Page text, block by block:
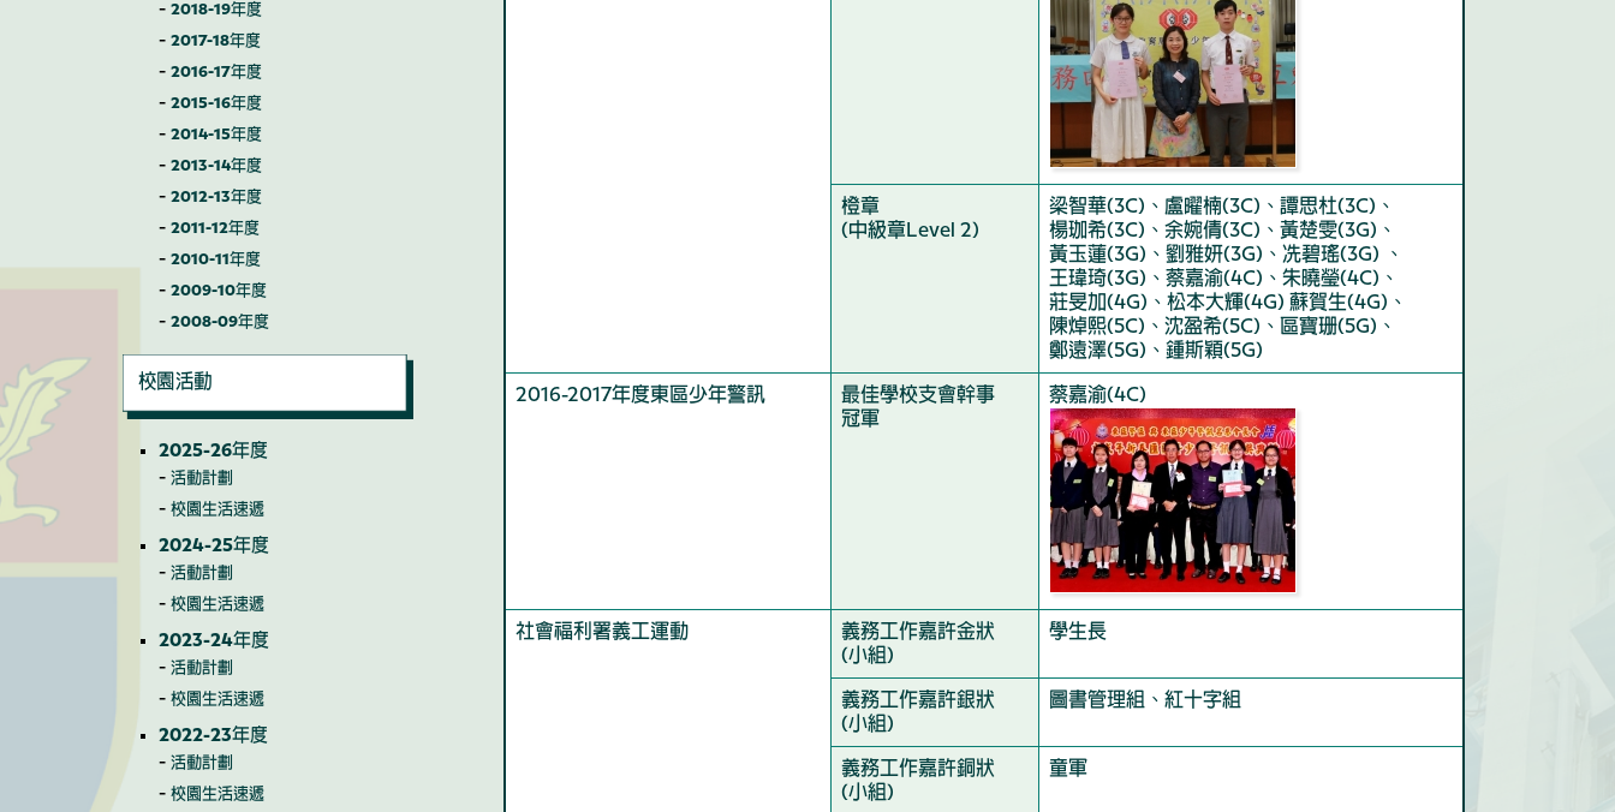
2018-19年度
2017-18年度
2016-17年度
2015-16年度
2014-15年度
2013-14年度
2012-13年度
2011-12年度
2010-11年度
2009-10年度
2008-09年度
校園活動
2025-26年度
活動計劃
校園生活速遞
2024-25年度
活動計劃
校園生活速遞
2023-24年度
活動計劃
校園生活速遞
2022-23年度
活動計劃
校園生活速遞
橙章
(中級章Level 2)
梁智華(3C)、盧曜楠(3C)、譚思杜(3C)、
楊珈希(3C)、余婉倩(3C)、黃楚雯(3G)、
黃玉蓮(3G)、劉雅妍(3G)、冼碧瑤(3G) 、
王瑋琦(3G)、蔡嘉渝(4C)、朱曉瑩(4C)、
莊旻加(4G)、松本大輝(4G) 蘇賀生(4G)、
陳焯熙(5C)、沈盈希(5C)、區寶珊(5G)、
鄭遠澤(5G)、鍾斯穎(5G)
2016-2017年度東區少年警訊
最佳學校支會幹事
冠軍
蔡嘉渝(4C)
社會福利署義工運動
義務工作嘉許金狀
(小組)
學生長
義務工作嘉許銀狀
(小組)
圖書管理組、紅十字組
義務工作嘉許銅狀
(小組)
童軍